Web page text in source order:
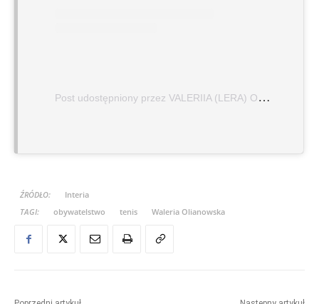
P
ost udostępniony przez VALERIIA (LERA) OLIANOVSKAIA (@leraolianovskaia)
ŹRÓDŁO:
Interia
TAGI:
obywatelstwo tenis Waleria Olianowska